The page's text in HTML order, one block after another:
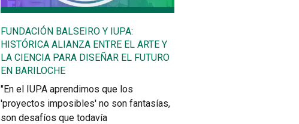
FUNDACIÓN BALSEIRO Y IUPA:
HISTÓRICA ALIANZA ENTRE EL ARTE Y
LA CIENCIA PARA DISEÑAR EL FUTURO
EN BARILOCHE
"En el IUPA aprendimos que los
'proyectos imposibles' no son fantasías,
son desafíos que todavía